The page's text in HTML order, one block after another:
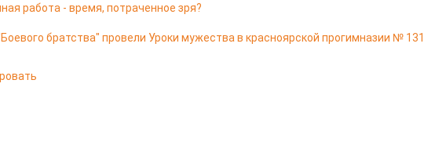
работа - время, потраченное зря?
братства" провели Уроки мужества в красноярской прогимназии № 131